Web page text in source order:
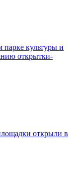
парке культуры и
открытки-
открыли в